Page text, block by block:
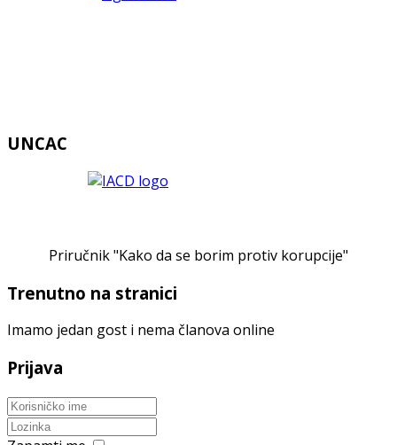
UNCAC
Priručnik "Kako da se borim protiv korupcije"
Trenutno na stranici
Imamo jedan gost i nema članova online
Prijava